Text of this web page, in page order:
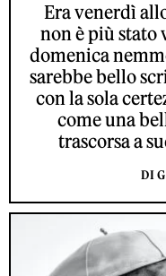
Era venerdì
non è più stato
domenica
sarebbe bello
con la sola
come una
trascorsa a
DI